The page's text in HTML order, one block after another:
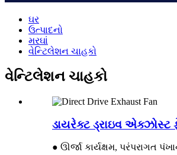
ઘર
ઉત્પાદનો
મરઘાં
વેન્ટિલેશન ચાહકો
વેન્ટિલેશન ચાહકો
ડાયરેક્ટ ડ્રાઇવ એક્ઝોસ્ટ
● ઊર્જા કાર્યક્ષમ, પરંપરાગત